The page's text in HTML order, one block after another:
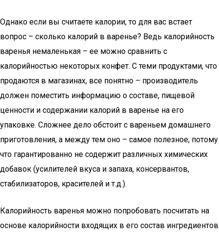
Однако если вы считаете калории, то для вас встает
вопрос – сколько калорий в варенье? Ведь калорийность
варенья немаленькая – ее можно сравнить с
калорийностью некоторых конфет. С теми продуктами, что
продаются в магазинах, все понятно – производитель
должен поместить информацию о составе, пищевой
ценности и содержании калорий в варенье на его
упаковке. Сложнее дело обстоит с вареньем домашнего
приготовления, а между тем оно – самое полезное, потому
что гарантированно не содержит различных химических
добавок (усилителей вкуса и запаха, консервантов,
стабилизаторов, красителей и т.д.).
Калорийность варенья можно попробовать посчитать на
основе калорийности входящих в его состав ингредиентов